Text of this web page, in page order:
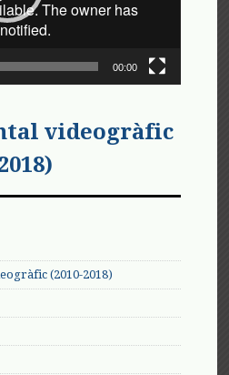
00:00
videogràfic
(2010-2018)